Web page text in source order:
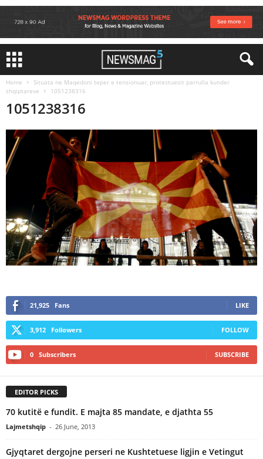
Home
Situata ne Maqedoni teper e tensionuar, protestuesit parrulla kunder
shqiptareve
1051238316
1051238316
21,925 Fans LIKE
3,912 Followers FOLLOW
0 Subscribers SUBSCRIBE
EDITOR PICKS
70 kutitë e fundit. E majta 85 mandate, e djathta 55
Lajmetshqip - 26 June, 2013
Gjyqtaret dergojne perseri ne Kushtetuese ligjin e Vetingut